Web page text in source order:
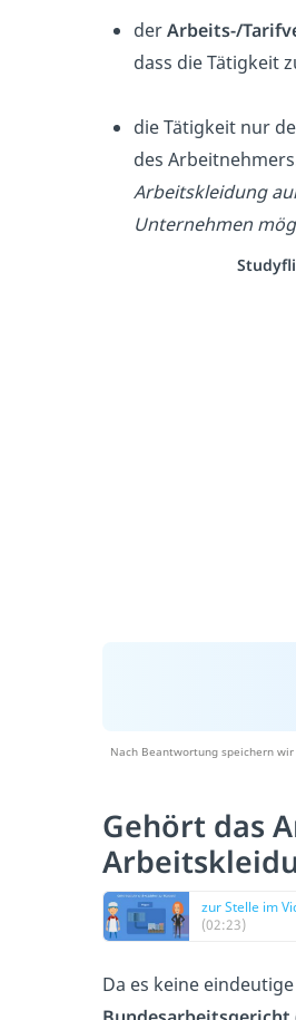
derArbeits-/
dass die Tätigkeit
die Tätigkeit nur
des
Arbeitskleidung
Unternehmen
Nach Beantwortung speichern
Gehört das
zur Stelle im
(02:23)
Da es keine